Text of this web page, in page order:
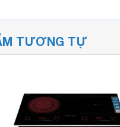
TƯƠNG TỰ